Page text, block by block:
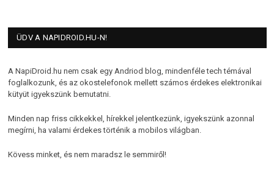
ÜDV A NAPIDROID.HU-N!
A NapiDroid.hu nem csak egy Andriod blog, mindenféle tech témával
foglalkozunk, és az okostelefonok mellett számos érdekes elektronikai
kütyüt igyekszünk bemutatni.
Minden nap friss cikkekkel, hírekkel jelentkezünk, igyekszünk azonnal
megírni, ha valami érdekes történik a mobilos világban.
Kövess minket, és nem maradsz le semmiről!